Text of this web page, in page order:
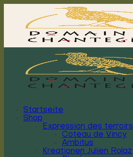
springen
Startseite
Shop
Expression des terroirs
Coteau de Vincy
Ambitus
Kreationen Julien Rolaz